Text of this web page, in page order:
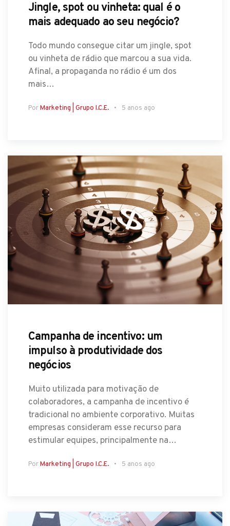
Jingle, spot ou vinheta: qual é o
mais adequado ao seu negócio?
Todo mundo consegue citar um jingle, spot
ou vinheta de rádio que marcou a sua vida.
Afinal, a propaganda no rádio é um dos
mais…
PorMarketing | Grupo I.C.E. 5 anos ago
Campanha de incentivo: um
impulso à produtividade dos
negócios
Muito utilizada para motivação de
colaboradores, a campanha de incentivo é
tradicional no ambiente corporativo. Muitas
empresas consideram esse recurso para
estimular equipes, principalmente na…
PorMarketing | Grupo I.C.E. 5 anos ago